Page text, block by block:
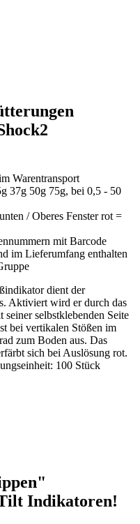
Warentransport
37g 50g 75g, bei 0,5 - 50
/ Oberes Fenster rot =
mit Barcode
im Lieferumfang enthalten
dient der
Aktiviert wird er durch das
selbstklebenden Seite
bei vertikalen Stößen im
zum Boden aus. Das
sich bei Auslösung rot.
100 Stück
Indikatoren!